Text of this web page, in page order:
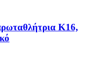
Κ16,